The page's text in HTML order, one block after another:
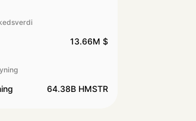
13.66M $
64.38B HMSTR